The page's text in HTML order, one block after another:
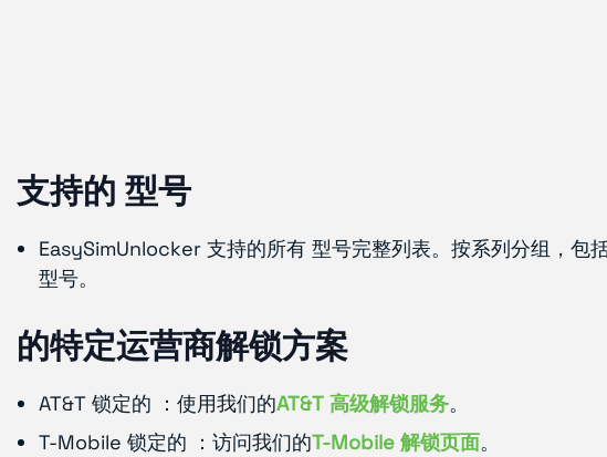
支持的 型号
EasySimUnlocker 支持的所有 型号完整列表。按系列分组，包
型号。
的特定运营商解锁方案
AT&T 锁定的 ：使用我们的AT&T 高级解锁服务。
T-Mobile 锁定的 ：访问我们的T-Mobile 解锁页面。